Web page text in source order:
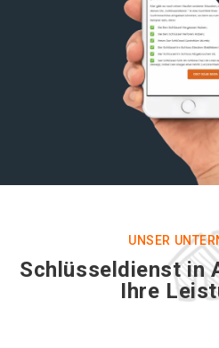
UNSER
Schlüsseldienst in
Ihre